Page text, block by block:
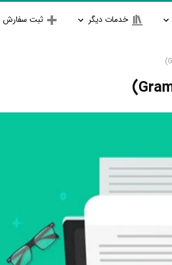
خدمات دیگر ثبت سفارش